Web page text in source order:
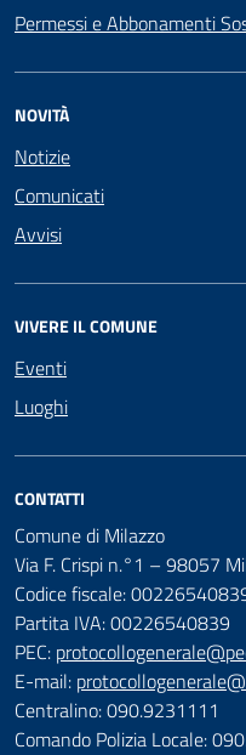
Permessi e Abbonamenti
NOVITÀ
Notizie
Comunicati
Avvisi
VIVERE IL COMUNE
Eventi
Luoghi
CONTATTI
Comune di Milazzo
Via F. Crispi n.°1 – 98057
Codice fiscale:
Partita IVA: 00226540839
PEC:
E-mail:
Centralino: 090.9231111
Comando Polizia Locale: